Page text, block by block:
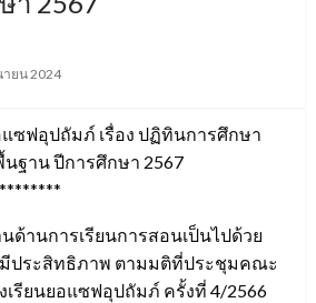
ยน 2024
แซฟอุปถัมภ์ เรื่อง ปฏิทินการศึกษา
ฐาน ปีการศึกษา 2567
ด้านการเรียนการสอนเป็นไปด้วย
มีประสิทธิภาพ ตามมติที่ประชุมคณะ
เรียนยอแซฟอุปถัมภ์ ครั้งที่ 4/2566